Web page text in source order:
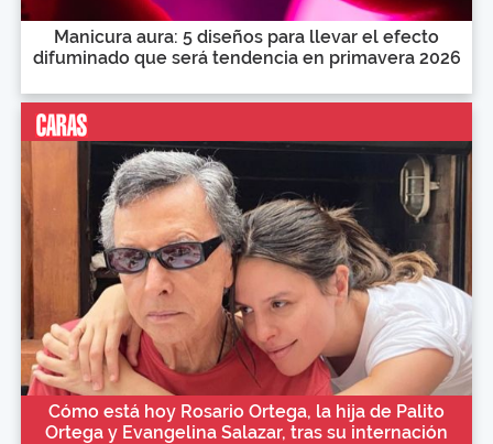
Manicura aura: 5 diseños para llevar el efecto
difuminado que será tendencia en primavera 2026
Cómo está hoy Rosario Ortega, la hija de Palito
Ortega y Evangelina Salazar, tras su internación